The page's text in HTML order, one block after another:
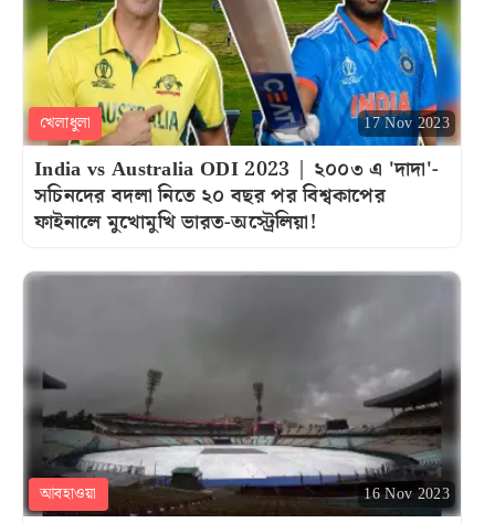
খেলাধুলা 17 Nov 2023
India vs Australia ODI 2023 | ২০০৩ এ 'দাদা'-
সচিনদের বদলা নিতে ২০ বছর পর বিশ্বকাপের
ফাইনালে মুখোমুখি ভারত-অস্ট্রেলিয়া!
আবহাওয়া 16 Nov 2023